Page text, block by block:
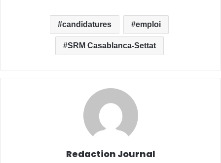
candidatures emploi
SRM Casablanca-Settat
Redaction Journal